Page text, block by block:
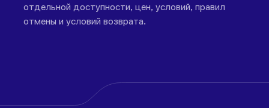
отдельной доступности, цен, условий, правил
отмены и условий возврата.